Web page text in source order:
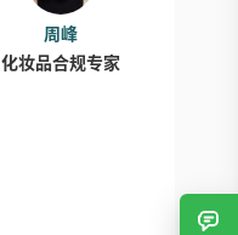
周峰
化妆品合规专家